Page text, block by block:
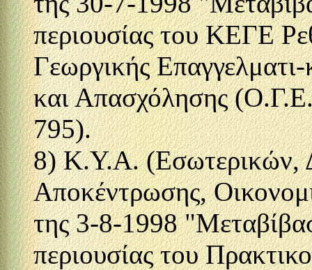
περιουσίας του ΚΕΓΕ
Γεωργικής
και Απασχόλησης
795).
8) Κ.Υ.Α. (Εσωτερικών,
Αποκέντρωσης,
της 3-8-1998
περιουσίας του